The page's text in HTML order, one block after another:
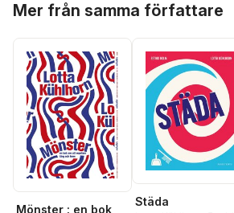
Mer från samma författare
Mönster : en bok
Städa